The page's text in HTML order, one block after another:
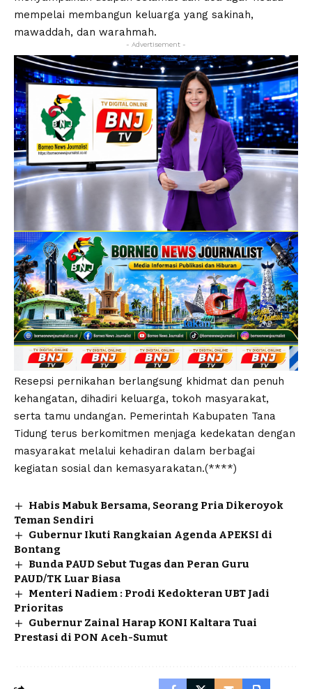
mempelai membangun keluarga yang sakinah,
mawaddah, dan warahmah.
- Advertisement -
Resepsi pernikahan berlangsung khidmat dan penuh
kehangatan, dihadiri keluarga, tokoh masyarakat,
serta tamu undangan. Pemerintah Kabupaten Tana
Tidung terus berkomitmen menjaga kedekatan dengan
masyarakat melalui kehadiran dalam berbagai
kegiatan sosial dan kemasyarakatan.(****)
Habis Mabuk Bersama, Seorang Pria Dikeroyok
Teman Sendiri
Gubernur Ikuti Rangkaian Agenda APEKSI di
Bontang
Bunda PAUD Sebut Tugas dan Peran Guru
PAUD/TK Luar Biasa
Menteri Nadiem : Prodi Kedokteran UBT Jadi
Prioritas
Gubernur Zainal Harap KONI Kaltara Tuai
Prestasi di PON Aceh-Sumut